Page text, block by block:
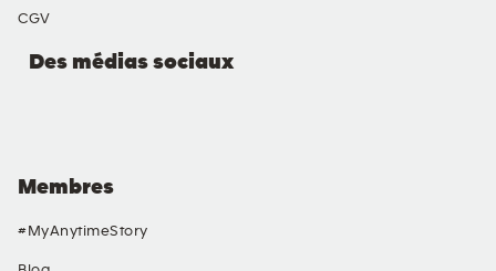
CGV
Membres
#MyAnytimeStory
Des médias sociaux